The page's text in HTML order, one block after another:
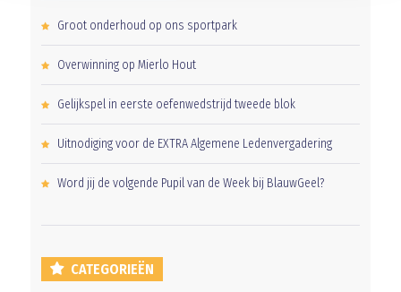
Groot onderhoud op ons sportpark
Overwinning op Mierlo Hout
Gelijkspel in eerste oefenwedstrijd tweede blok
Uitnodiging voor de EXTRA Algemene Ledenvergadering
Word jij de volgende Pupil van de Week bij BlauwGeel?
CATEGORIEËN